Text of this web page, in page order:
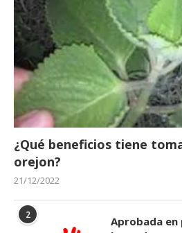
¿Qué beneficios tiene
orejon?
21/12/2022
2
Aprobada en